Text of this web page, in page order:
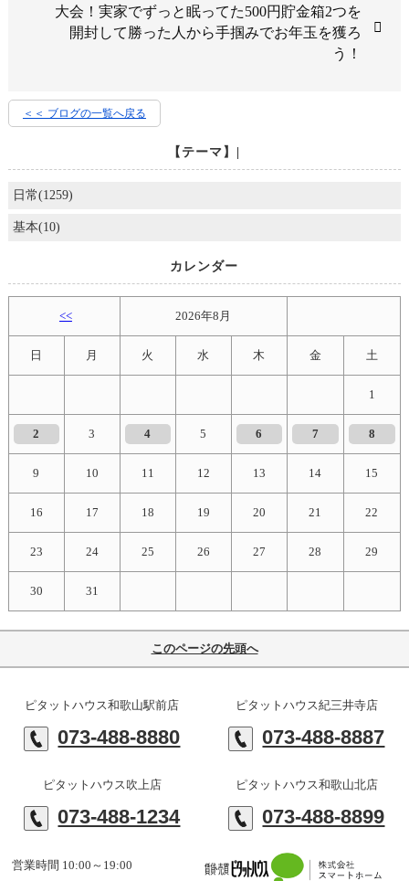
大会！実家でずっと眠ってた500円貯金箱2つを
開封して勝った人から手掴みでお年玉を獲ろ
う！
＜＜ ブログの一覧へ戻る
【テーマ】|
日常(1259)
基本(10)
カレンダー
<< 2026年8月
日 月 火 水 木 金 土
1
2 3 4 5 6 7 8
9 10 11 12 13 14 15
16 17 18 19 20 21 22
23 24 25 26 27 28 29
30 31
このページの先頭へ
ピタットハウス和歌山駅前店
073-488-8880
ピタットハウス紀三井寺店
073-488-8887
ピタットハウス吹上店
073-488-1234
ピタットハウス和歌山北店
073-488-8899
営業時間 10:00～19:00